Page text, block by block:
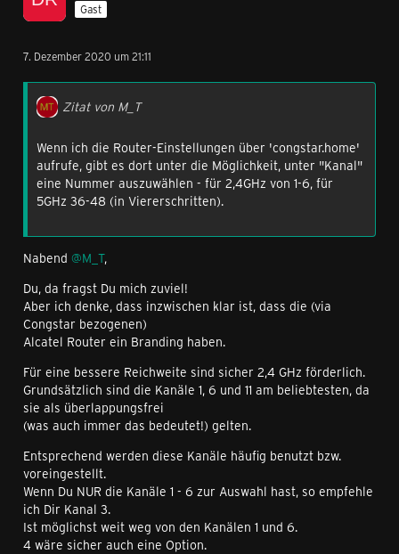
Gast
7. Dezember 2020 um 21:11
Zitat von M_T
Wenn ich die Router-Einstellungen über 'congstar.home'
aufrufe, gibt es dort unter die Möglichkeit, unter "Kanal"
eine Nummer auszuwählen - für 2,4GHz von 1-6, für
5GHz 36-48 (in Viererschritten).
Nabend @M_T,
Du, da fragst Du mich zuviel!
Aber ich denke, dass inzwischen klar ist, dass die (via
Congstar bezogenen)
Alcatel Router ein Branding haben.
Für eine bessere Reichweite sind sicher 2,4 GHz förderlich.
Grundsätzlich sind die Kanäle 1, 6 und 11 am beliebtesten, da
sie als überlappungsfrei
(was auch immer das bedeutet!) gelten.
Entsprechend werden diese Kanäle häufig benutzt bzw.
voreingestellt.
Wenn Du NUR die Kanäle 1 - 6 zur Auswahl hast, so empfehle
ich Dir Kanal 3.
Ist möglichst weit weg von den Kanälen 1 und 6.
4 wäre sicher auch eine Option.